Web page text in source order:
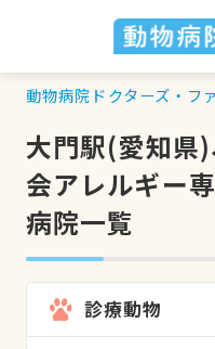
動物病院ドクターズ・フ
大門駅(愛知県
会アレルギー
病院一覧
診療動物